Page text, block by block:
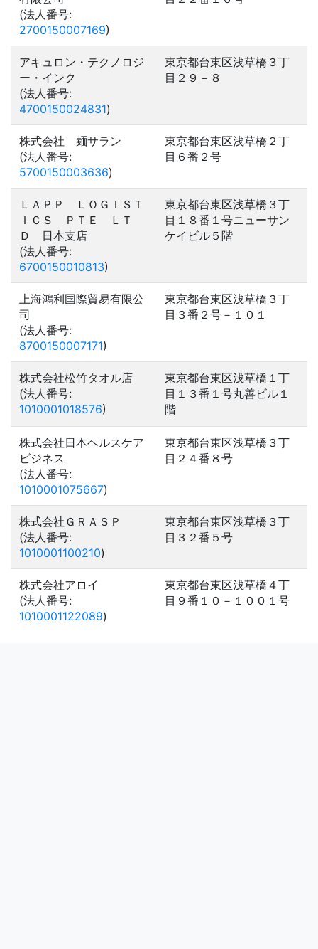
(法人番号:
2700150007169)
アキュロン・テクノロジ
ー・インク
(法人番号:
4700150024831)
東京都台東区浅草橋３丁
目２９－８
株式会社 麺サラン
(法人番号:
5700150003636)
東京都台東区浅草橋２丁
目６番２号
ＬＡＰＰ ＬＯＧＩＳＴ
ＩＣＳ ＰＴＥ ＬＴ
Ｄ 日本支店
(法人番号:
6700150010813)
東京都台東区浅草橋３丁
目１８番１号ニューサン
ケイビル５階
上海鴻利国際貿易有限公
司
(法人番号:
8700150007171)
東京都台東区浅草橋３丁
目３番２号－１０１
株式会社松竹タオル店
(法人番号:
1010001018576)
東京都台東区浅草橋１丁
目１３番１号丸善ビル１
階
株式会社日本ヘルスケア
ビジネス
(法人番号:
1010001075667)
東京都台東区浅草橋３丁
目２４番８号
株式会社ＧＲＡＳＰ
(法人番号:
1010001100210)
東京都台東区浅草橋３丁
目３２番５号
株式会社アロイ
(法人番号:
1010001122089)
東京都台東区浅草橋４丁
目９番１０－１００１号